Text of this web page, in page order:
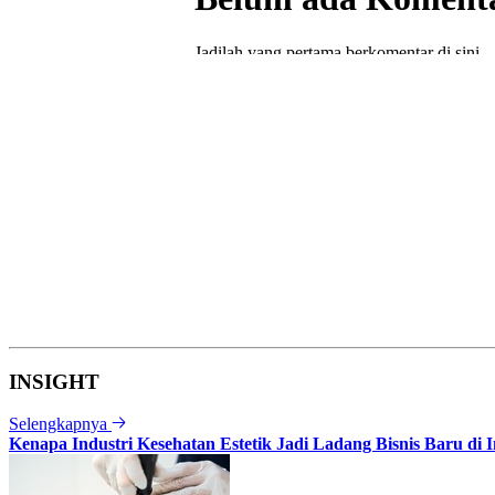
INSIGHT
Selengkapnya
Kenapa Industri Kesehatan Estetik Jadi Ladang Bisnis Baru di